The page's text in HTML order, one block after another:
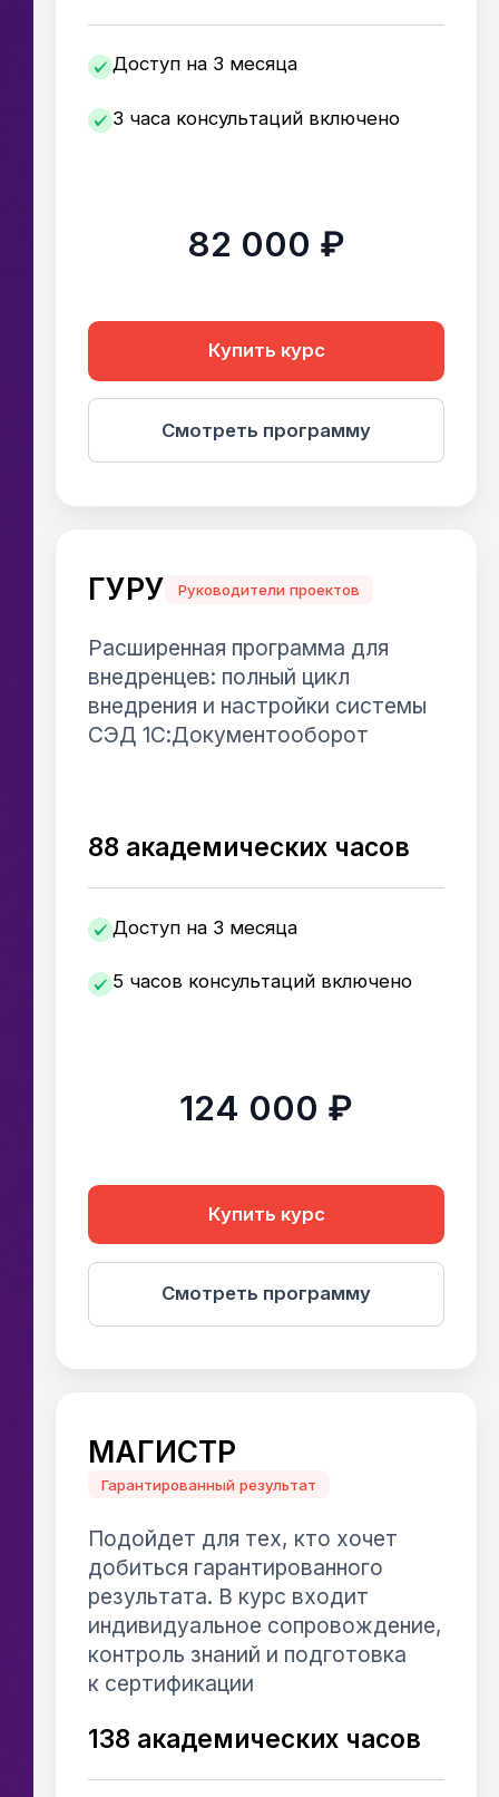
Доступ на 3 месяца
3 часа консультаций включено
82 000 ₽
Смотреть программу
Купить курс
ГУРУ Руководители проектов
Расширенная программа для
внедренцев: полный цикл
внедрения и настройки системы
СЭД 1С:Документооборот
88 академических часов
Доступ на 3 месяца
5 часов консультаций включено
124 000 ₽
Смотреть программу
Купить курс
МАГИСТР
Гарантированный результат
Подойдет для тех, кто хочет
добиться гарантированного
результата. В курс входит
индивидуальное сопровождение,
контроль знаний и подготовка
к сертификации
138 академических часов